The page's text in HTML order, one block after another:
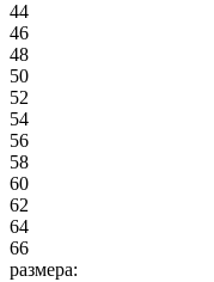
44
46
48
50
52
54
56
58
60
62
64
66
размера: